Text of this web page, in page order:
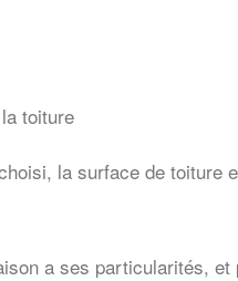
toiture
la surface de toiture
a ses particularités,